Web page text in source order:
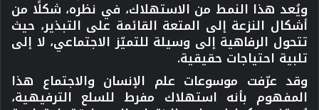
ويُعد هذا النمط من الاستهلاك، في نظره، شكلًا من
أشكال النزعة إلى المتعة القائمة على التبذير، حيث
تتحول الرفاهية إلى وسيلة للتميّز الاجتماعي، لا إلى
تلبية احتياجات حقيقية.
وقد عرّفت موسوعات علم الإنسان والاجتماع هذا
المفهوم بأنه استهلاك مفرط للسلع الترفيهية،